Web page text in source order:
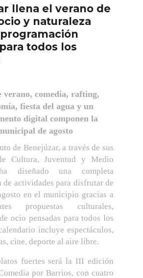
llena el verano de
y naturaleza
todos los
verano, comedia, rafting,
fiesta del agua y un
digital componen la
de agosto
de Benejúzar, a través de sus
Cultura, Juventud y Medio
diseñado una completa
de actividades para disfrutar de
en el municipio gracias a
propuestas culturales,
ocio pensadas para todos los
incluye espectáculos,
cine, deporte al aire libre.
fuertes será la III edición
por Barrios, con cuatro